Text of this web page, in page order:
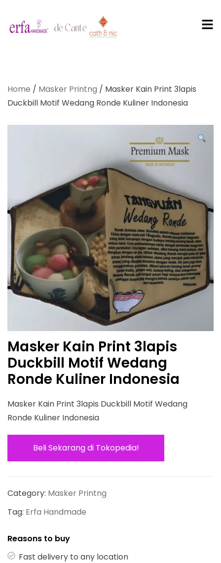
Mandiri
Home / Masker Printng / Masker Kain Print 3lapis
Duckbill Motif Wedang Ronde Kuliner Indonesia
Masker Kain Print 3lapis
Duckbill Motif Wedang
Ronde Kuliner Indonesia
Masker Kain Print 3lapis Duckbill Motif Wedang
Ronde Kuliner Indonesia
Beli Sekarang di Tokopedia!
Category: Masker Printng
Tag: Erfa Handmade
Reasons to buy
Fast delivery to any location